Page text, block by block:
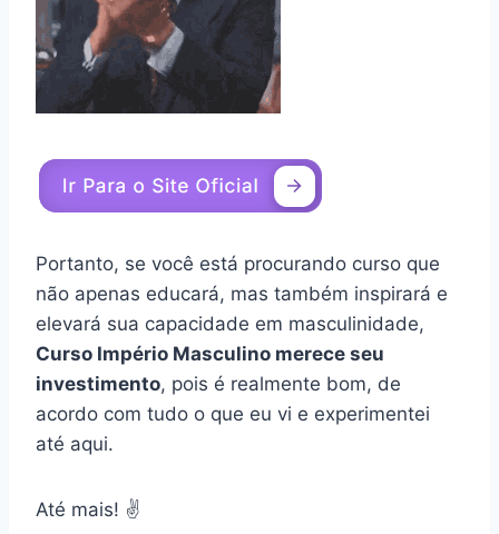
Portanto, se você está procurando curso que
não apenas educará, mas também inspirará e
elevará sua capacidade em masculinidade,
Curso Império Masculino merece seu
investimento, pois é realmente bom, de
acordo com tudo o que eu vi e experimentei
até aqui.
Até mais! ✌️